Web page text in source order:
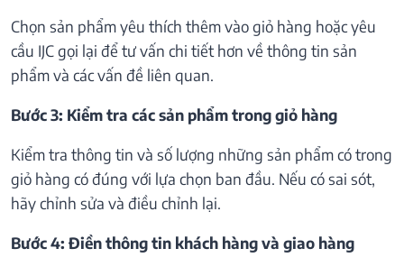
Chọn sản phẩm yêu thích thêm vào giỏ hàng hoặc yêu
cầu IJC gọi lại để tư vấn chi tiết hơn về thông tin sản
phẩm và các vấn đề liên quan.
Bước 3: Kiểm tra các sản phẩm trong giỏ hàng
Kiểm tra thông tin và số lượng những sản phẩm có trong
giỏ hàng có đúng với lựa chọn ban đầu. Nếu có sai sót,
hãy chỉnh sửa và điều chỉnh lại.
Bước 4: Điền thông tin khách hàng và giao hàng